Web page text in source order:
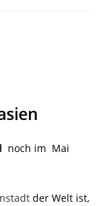
noch im Mai
der Welt ist,